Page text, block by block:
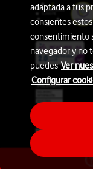
adaptada a tus
consientes
consentimiento
navegador y no
puedesVer
Configurar